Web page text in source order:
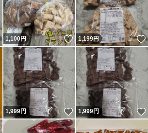
いいね！
1,100円 いいね！
1,199円
いいね！
1,999円 いいね！
1,999円